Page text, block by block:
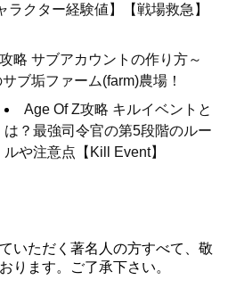
ラクター経験値】【戦場救急】
略 サブアカウントの作り方～
ブ垢ファーム(farm)農場！
Age Of Z攻略 キルイベントと
は？最強司令官の第5段階のルー
ルや注意点【Kill Event】
いただく著名人の方すべて、敬
ります。ご了承下さい。